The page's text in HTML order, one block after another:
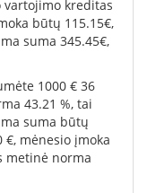
vartojimo kreditas
būtų 115.15€,
suma 345.45€,
1000 € 36
43.21 %, tai
suma būtų
€, mėnesio įmoka
metinė norma